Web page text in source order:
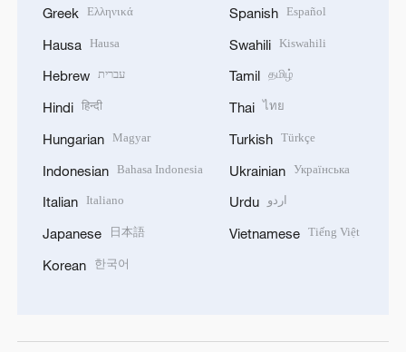
Greek Ελληνικά
Hausa Hausa
Hebrew עברית
Hindi हिन्दी
Hungarian Magyar
Indonesian Bahasa Indonesia
Italian Italiano
Japanese 日本語
Korean 한국어
Spanish Español
Swahili Kiswahili
Tamil தமிழ்
Thai ไทย
Turkish Türkçe
Ukrainian Українська
Urdu اردو
Vietnamese Tiếng Việt